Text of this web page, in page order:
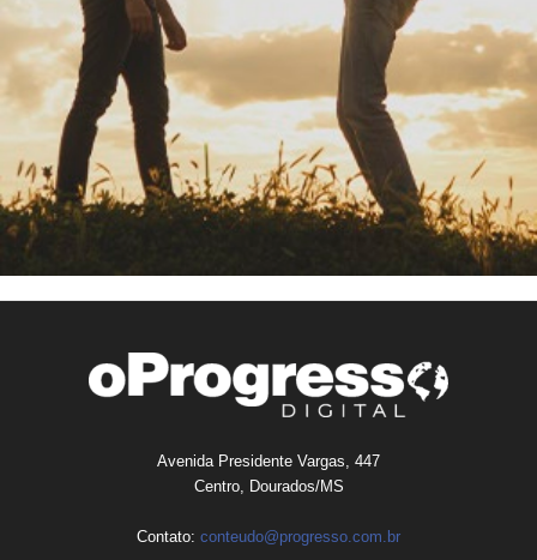
Avenida Presidente Vargas, 447
Centro, Dourados/MS
Contato: conteudo@progresso.com.br